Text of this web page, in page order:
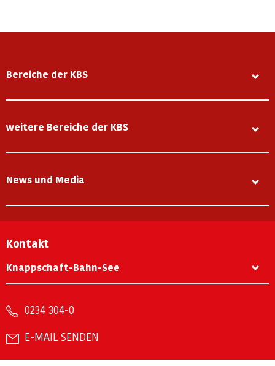
Bereiche der KBS
weitere Bereiche der KBS
News und Media
Kontakt
Knappschaft-Bahn-See
0234 304-0
E-MAIL SENDEN